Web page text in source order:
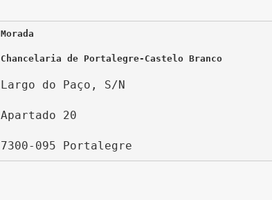
Morada
Chancelaria de Portalegre-Castelo Branco
Largo do Paço, S/N
Apartado 20
7300-095 Portalegre